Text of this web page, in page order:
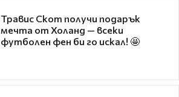
Травис Скот получи подарък
мечта от Холанд — всеки
футболен фен би го искал! 🤩